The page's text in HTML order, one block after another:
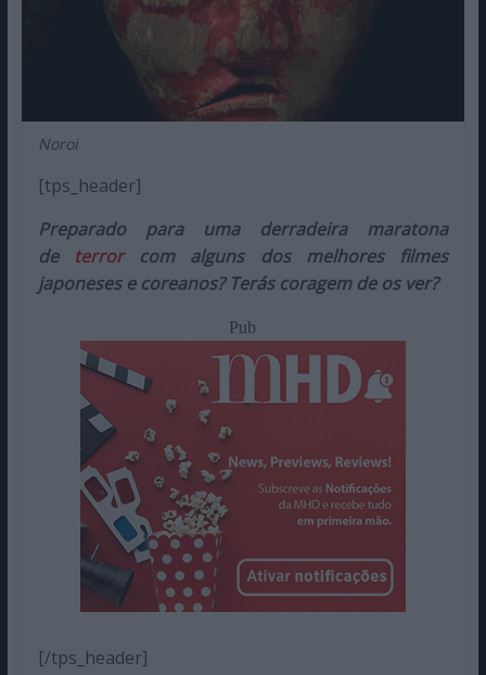
Noroi
[tps_header]
Preparado para uma derradeira maratona
de terrorcom alguns dos melhores filmes
japoneses e coreanos? Terás coragem de os ver?
Pub
[/tps_header]